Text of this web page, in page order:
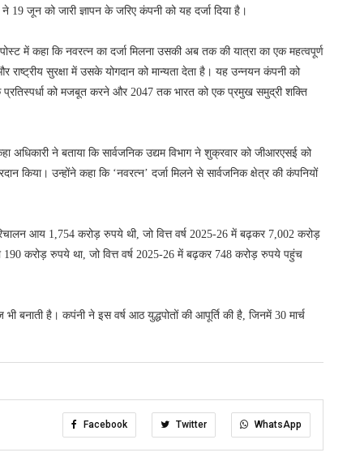
जून को जारी ज्ञापन के जरिए कंपनी को यह दर्जा दिया है।
में कहा कि नवरत्न का दर्जा मिलना उसकी अब तक की यात्रा का एक महत्वपूर्ण
राष्ट्रीय सुरक्षा में उसके योगदान को मान्यता देता है। यह उन्नयन कंपनी को
प्रतिस्पर्धा को मजबूत करने और 2047 तक भारत को एक प्रमुख समुद्री शक्ति
ने बताया कि सार्वजनिक उद्यम विभाग ने शुक्रवार को जीआरएसई को
किया। उन्होंने कहा कि ‘नवरत्न’ दर्जा मिलने से सार्वजनिक क्षेत्र की कंपनियों
आय 1,754 करोड़ रुपये थी, जो वित्त वर्ष 2025-26 में बढ़कर 7,002 करोड़
करोड़ रुपये था, जो वित्त वर्ष 2025-26 में बढ़कर 748 करोड़ रुपये पहुंच
बनाती है। कपंनी ने इस वर्ष आठ युद्धपोतों की आपूर्ति की है, जिनमें 30 मार्च
Facebook Twitter WhatsApp